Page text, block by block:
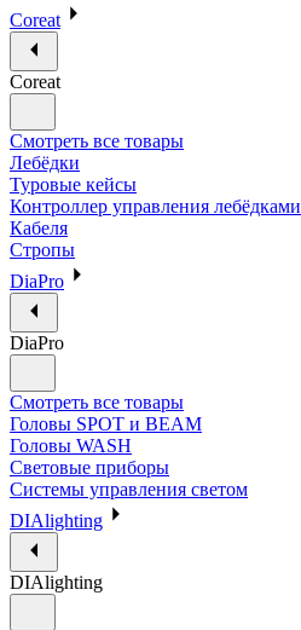
Coreat
Coreat
Смотреть все товары
Лебёдки
Туровые кейсы
Контроллер управления лебёдками
Кабеля
Стропы
DiaPro
DiaPro
Смотреть все товары
Головы SPOT и BEAM
Головы WASH
Световые приборы
Системы управления светом
DIAlighting
DIAlighting